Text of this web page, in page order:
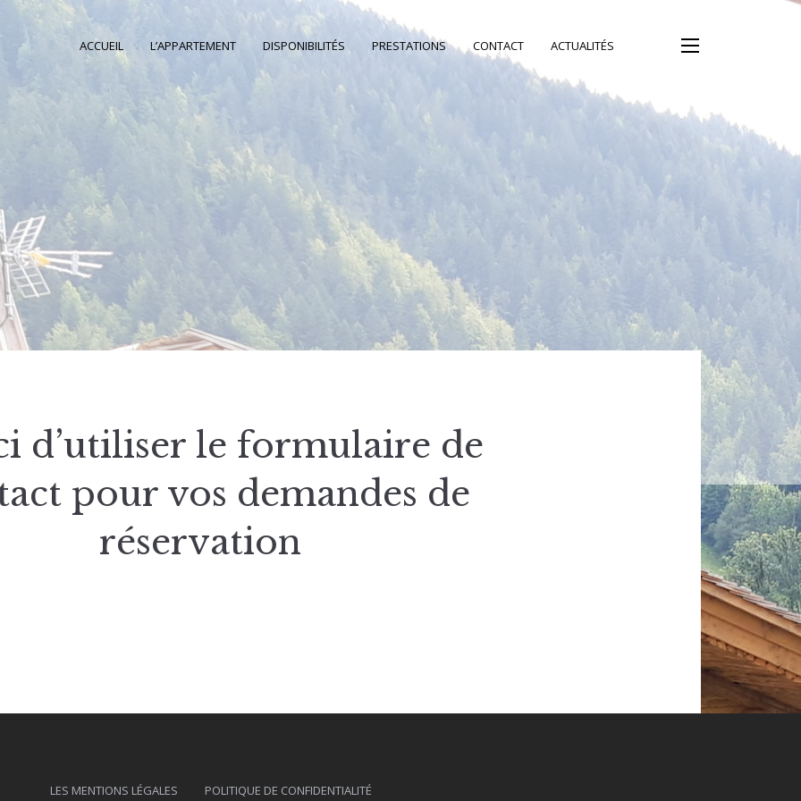
ACCUEIL L’APPARTEMENT DISPONIBILITÉS PRESTATIONS CONTACT ACTUALITÉS
d’utiliser le formulaire de
pour vos demandes de
réservation
LES MENTIONS LÉGALES POLITIQUE DE CONFIDENTIALITÉ